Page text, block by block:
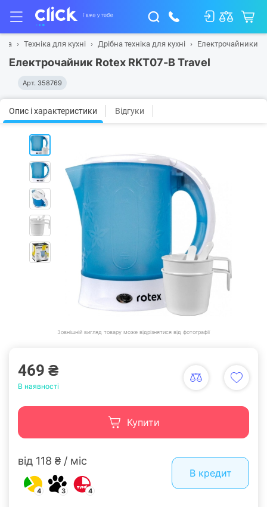
Техніка для кухні Дрібна техніка для кухні Електрочайники
Електрочайник Rotex RKT07-B Travel
Арт. 358769
Опис і характеристики Відгуки
Зовнішній вигляд товару може відрізнятися від фотографії
469 ₴
В наявності
Купити
від 118 ₴ / міс
4 3 4
В кредит